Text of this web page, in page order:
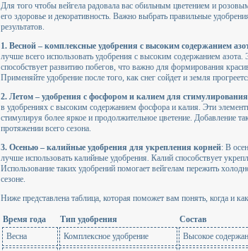
Для того чтобы вейгела радовала вас обильным цветением и
его здоровье и декоративность. Важно выбрать правильные
результатов.
1. Весной – комплексные удобрения с высоким содержанием
лучше всего использовать удобрения с высоким содержанием
способствует развитию побегов, что важно для формирования
Применяйте удобрение после того, как снег сойдет и земля
2. Летом – удобрения с фосфором и калием для
в удобрениях с высоким содержанием фосфора и калия. Эти
стимулируя более яркое и продолжительное цветение. Добавление
протяжении всего сезона.
3. Осенью – калийные удобрения для укрепления корней: В
лучше использовать калийные удобрения. Калий способствует
Использование таких удобрений помогает вейгелам пережить
сезоне.
Ниже представлена таблица, которая поможет вам понять, когда и
Время года Тип удобрения Состав
Весна
Комплексное удобрение Высокое